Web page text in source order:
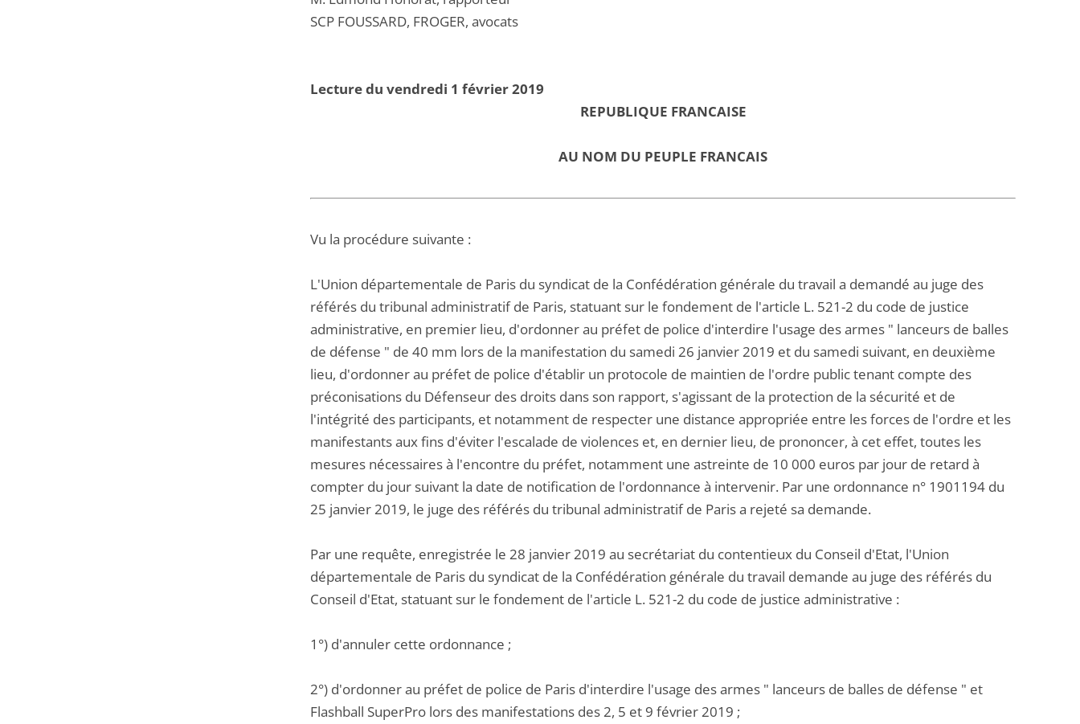
SCP FOUSSARD, FROGER, avocats
Lecture du vendredi 1 février 2019
REPUBLIQUE FRANCAISE
AU NOM DU PEUPLE FRANCAIS
Vu la procédure suivante :
L'Union départementale de Paris du syndicat de la Confédération générale du travail a demandé au juge des
référés du tribunal administratif de Paris, statuant sur le fondement de l'article L. 521-2 du code de justice
administrative, en premier lieu, d'ordonner au préfet de police d'interdire l'usage des armes " lanceurs de balles
de défense " de 40 mm lors de la manifestation du samedi 26 janvier 2019 et du samedi suivant, en deuxième
lieu, d'ordonner au préfet de police d'établir un protocole de maintien de l'ordre public tenant compte des
préconisations du Défenseur des droits dans son rapport, s'agissant de la protection de la sécurité et de
l'intégrité des participants, et notamment de respecter une distance appropriée entre les forces de l'ordre et les
manifestants aux fins d'éviter l'escalade de violences et, en dernier lieu, de prononcer, à cet effet, toutes les
mesures nécessaires à l'encontre du préfet, notamment une astreinte de 10 000 euros par jour de retard à
compter du jour suivant la date de notification de l'ordonnance à intervenir. Par une ordonnance n° 1901194 du
25 janvier 2019, le juge des référés du tribunal administratif de Paris a rejeté sa demande.
Par une requête, enregistrée le 28 janvier 2019 au secrétariat du contentieux du Conseil d'Etat, l'Union
départementale de Paris du syndicat de la Confédération générale du travail demande au juge des référés du
Conseil d'Etat, statuant sur le fondement de l'article L. 521-2 du code de justice administrative :
1°) d'annuler cette ordonnance ;
2°) d'ordonner au préfet de police de Paris d'interdire l'usage des armes " lanceurs de balles de défense " et
Flashball SuperPro lors des manifestations des 2, 5 et 9 février 2019 ;